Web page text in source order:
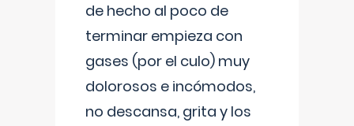
de hecho al poco de
terminar empieza con
gases (por el culo) muy
dolorosos e incómodos,
no descansa, grita y los